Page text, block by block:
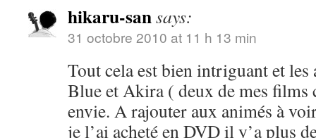
hikaru-sansays:
31 octobre 2010 at 11 h 13 min
Tout cela est bien intriguant et les
Blue et Akira ( deux de mes films
envie. A rajouter aux animés à
je l’ai acheté en DVD il y’a plus